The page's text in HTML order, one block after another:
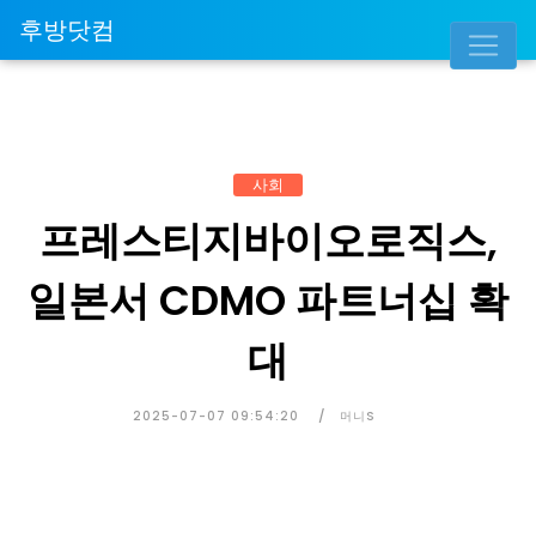
후방닷컴
사회
프레스티지바이오로직스,
일본서 CDMO 파트너십 확
대
2025-07-07 09:54:20 머니S